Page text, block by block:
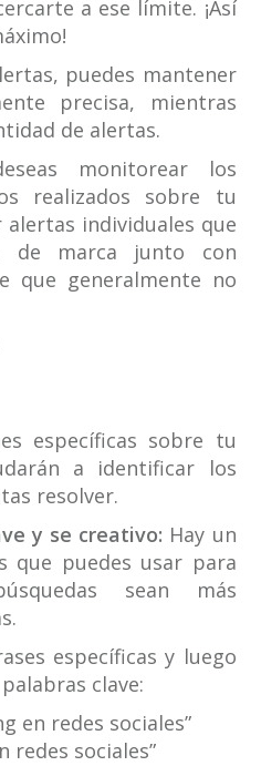
a ese límite. ¡Así
puedes mantener
precisa, mientras
de alertas.
monitorear los
realizados sobre tu
alertas individuales que
de marca junto con
que generalmente no
específicas sobre tu
a identificar los
resolver.
y se creativo: Hay un
que puedes usar para
sean más
específicas y luego
clave:
en redes sociales”
redes sociales”